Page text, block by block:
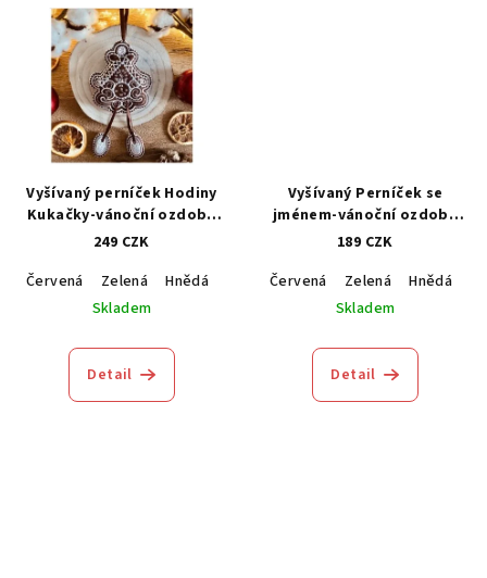
Vyšívaný perníček Hodiny
Kukačky-vánoční ozdoba
1kus
249 CZK
Červená
Zelená Hnědá
Modrá
Skladem
Detail
Vyšívaný Perníček se
jménem-vánoční ozdoba
1kus (Personalizovaný)
189 CZK
Červená
Zelená Hnědá
Skladem
Detail